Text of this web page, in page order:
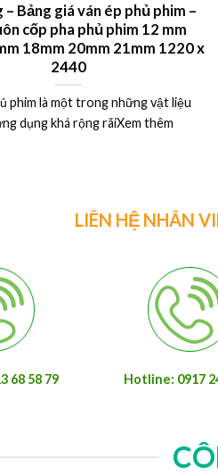
Bảng giá ván ép phủ phim –
cốp pha phủ phim 12 mm
18mm 20mm 21mm 1220 x
2440
phim là một trong những vật liệu
dụng khá rộng rãiXem thêm
LIÊN HỆ NHÂN
68 58 79 Hotline: 0917